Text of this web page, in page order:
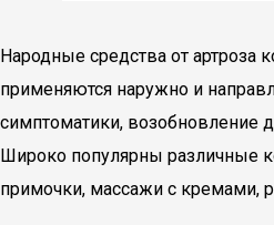
Народные средства от артроза
применяются наружно и
симптоматики, возобновление
Широко популярны различные
примочки, массажи с кремами,